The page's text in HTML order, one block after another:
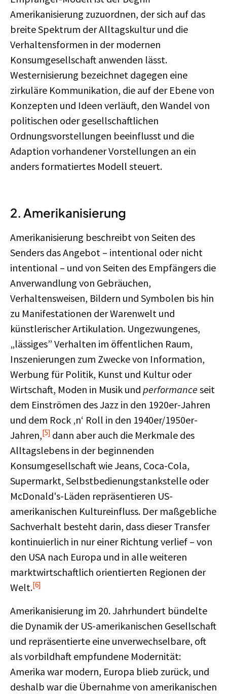
Amerikanisierung zuzuordnen, der sich auf das
breite Spektrum der Alltagskultur und die
Verhaltensformen in der modernen
Konsumgesellschaft anwenden lässt.
Westernisierung bezeichnet dagegen eine
zirkuläre Kommunikation, die auf der Ebene von
Konzepten und Ideen verläuft, den Wandel von
politischen oder gesellschaftlichen
Ordnungsvorstellungen beeinflusst und die
Adaption vorhandener Vorstellungen an ein
anders formatiertes Modell steuert.
2. Amerikanisierung
Amerikanisierung beschreibt von Seiten des
Senders das Angebot – intentional oder nicht
intentional – und von Seiten des Empfängers die
Anverwandlung von Gebräuchen,
Verhaltensweisen, Bildern und Symbolen bis hin
zu Manifestationen der Warenwelt und
künstlerischer Artikulation. Ungezwungenes,
„lässiges” Verhalten im öffentlichen Raum,
Inszenierungen zum Zwecke von Information,
Werbung für Politik, Kunst und Kultur oder
Wirtschaft, Moden in Musik und performance seit
dem Einströmen des Jazz in den 1920er-Jahren
und dem Rock ‚n‘ Roll in den 1940er/1950er-
Jahren,[5] dann aber auch die Merkmale des
Alltagslebens in der beginnenden
Konsumgesellschaft wie Jeans, Coca-Cola,
Supermarkt, Selbstbedienungstankstelle oder
McDonald's-Läden repräsentieren US-
amerikanischen Kultureinfluss. Der maßgebliche
Sachverhalt besteht darin, dass dieser Transfer
kontinuierlich in nur einer Richtung verlief – von
den USA nach Europa und in alle weiteren
marktwirtschaftlich orientierten Regionen der
Welt.[6]
Amerikanisierung im 20. Jahrhundert bündelte
die Dynamik der US-amerikanischen Gesellschaft
und repräsentierte eine unverwechselbare, oft
als vorbildhaft empfundene Modernität:
Amerika war modern, Europa blieb zurück, und
deshalb war die Übernahme von amerikanischen